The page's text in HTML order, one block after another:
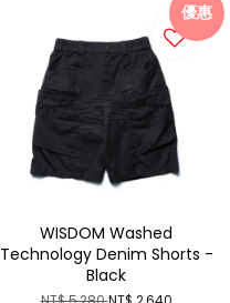
優惠
WISDOM Washed
Technology Denim Shorts -
Black